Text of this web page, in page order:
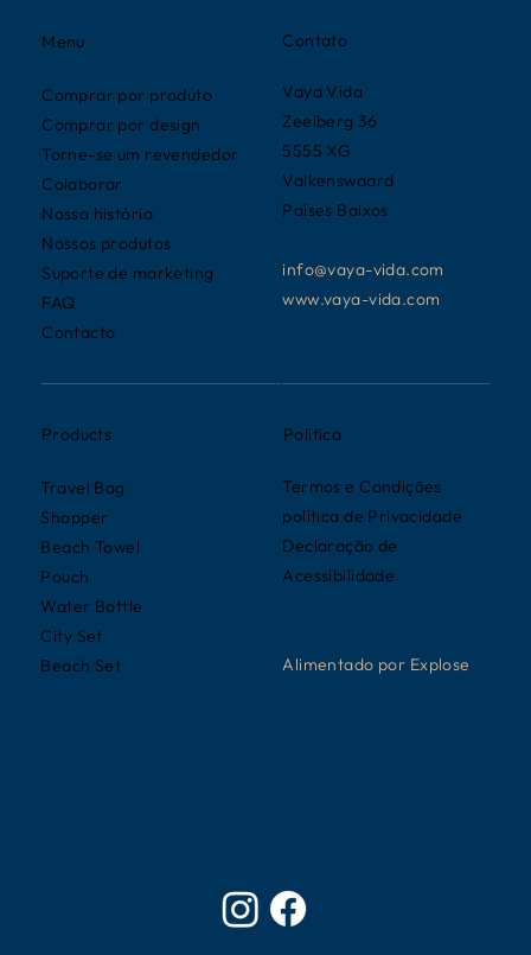
Contato
Vaya Vida
Zeelberg 36
5555 XG
Valkenswaard
Países Baixos
info@vaya-vida.com
www.vaya-vida.com
Menu
Comprar por produto
Comprar por design
Torne-se um revendedor
Colaborar
Nossa história
Nossos produtos
Suporte de marketing
FAQ
Contacto
Products
Travel Bag
Shopper
Beach Towel
Pouch
Water Bottle
City Set
Beach Set
Política
Termos e Condições
política de Privacidade
Declaração de
Acessibilidade
Alimentado por Explose